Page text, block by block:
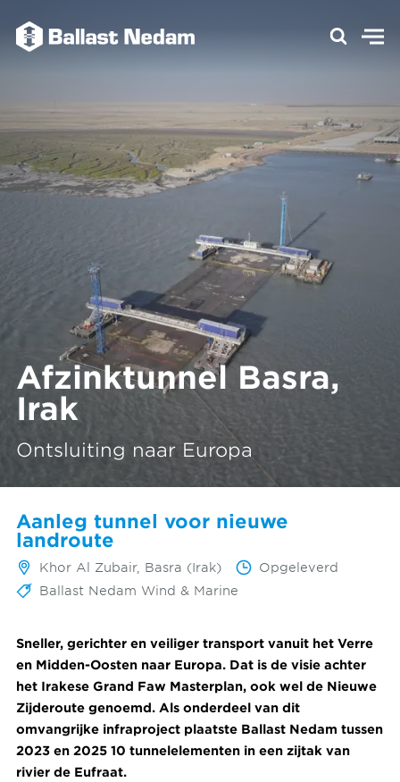
Afzinktunnel Basra,
Irak
Ontsluiting naar Europa
Aanleg tunnel voor nieuwe
landroute
Khor Al Zubair, Basra (Irak)
Opgeleverd
Ballast Nedam Wind & Marine
Sneller, gerichter en veiliger transport vanuit het Verre
en Midden-Oosten naar Europa. Dat is de visie achter
het Irakese Grand Faw Masterplan, ook wel de Nieuwe
Zijderoute genoemd. Als onderdeel van dit
omvangrijke infraproject plaatste Ballast Nedam tussen
2023 en 2025 10 tunnelelementen in een zijtak van
rivier de Eufraat.